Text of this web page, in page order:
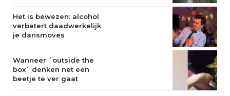
Het is bewezen: alcohol
verbetert daadwerkelijk
je dansmoves
Wanneer ´outside the
box´ denken net een
beetje te ver gaat